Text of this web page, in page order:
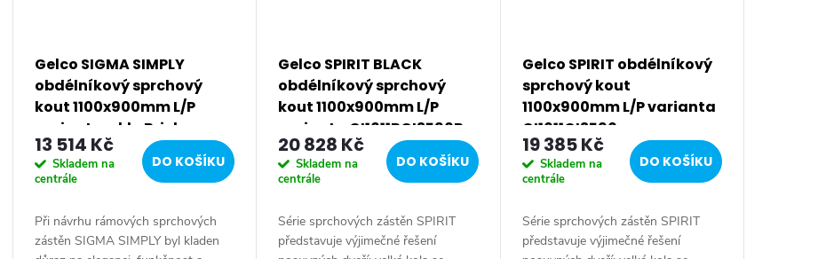
Gelco SIGMA SIMPLY
obdélníkový sprchový
kout 1100x900mm L/P
varianta, sklo Brick
GS4211GS4390
13 514 Kč
Skladem na
centrále
DO KOŠÍKU
Při návrhu rámových sprchových
zástěn SIGMA SIMPLY byl kladen
Gelco SPIRIT BLACK
obdélníkový sprchový
kout 1100x900mm L/P
varianta GI1011BGI3590B
20 828 Kč
Skladem na
centrále
DO KOŠÍKU
Série sprchových zástěn SPIRIT
představuje výjimečné řešení
Gelco SPIRIT obdélníkový
sprchový kout
1100x900mm L/P varianta
GI1011GI3590
19 385 Kč
Skladem na
centrále
DO KOŠÍKU
Série sprchových zástěn SPIRIT
představuje výjimečné řešení